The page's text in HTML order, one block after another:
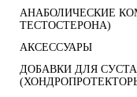
АНАБОЛИЧЕСКИЕ
ТЕСТОСТЕРОНА)
АКСЕССУАРЫ
ДОБАВКИ ДЛЯ